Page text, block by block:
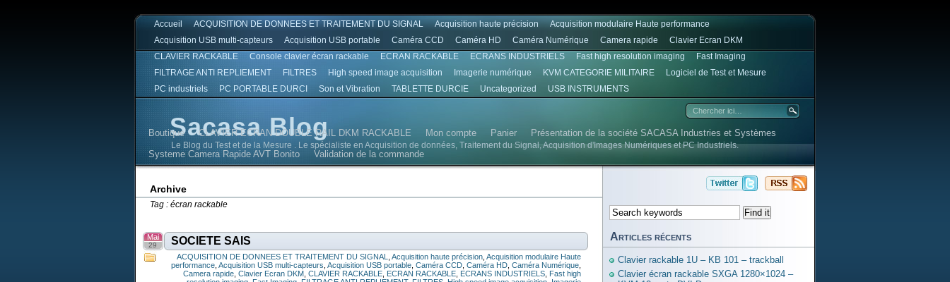
Accueil ACQUISITION DE DONNEES ET TRAITEMENT DU SIGNAL Acquisition haute précision
Acquisition modulaire Haute performance
Acquisition USB multi-capteurs
Acquisition USB portable Caméra CCD Caméra HD Caméra Numérique Camera rapide
Clavier Ecran DKM
CLAVIER RACKABLE
Console clavier écran rackable ECRAN RACKABLE ECRANS INDUSTRIELS Fast high resolution imaging
Fast Imaging
FILTRAGE ANTI REPLIEMENT
FILTRES High speed image acquisition Imagerie numérique KVM CATEGORIE MILITAIRE
Logiciel de Test et Mesure
PC industriels
PC PORTABLE DURCI Son et Vibration TABLETTE DURCIE Uncategorized USB INSTRUMENTS
Sacasa Blog
Le Blog du Test et de la Mesure . Le spécialiste en Acquisition de données, Traitement du Signal, Acquisition d'Images Numériques et PC Industriels.
Boutique CLAVIER ECRAN DOUBLE RAIL DKM RACKABLE Mon compte Panier
Présentation de la société SACASA Industries et Systèmes
Systeme Camera Rapide AVT Bonito
Validation de la commande
Archive
Tag : écran rackable
SOCIETE SAIS
Mai
29
ACQUISITION DE DONNEES ET TRAITEMENT DU SIGNAL Acquisition haute précision Acquisition modulaire Haute
performance Acquisition USB multi-capteurs Acquisition USB portable Caméra CCD Caméra HD Caméra Numérique
Camera rapide Clavier Ecran DKM CLAVIER RACKABLE ECRAN RACKABLE ECRANS INDUSTRIELS Fast high
Articles récents
Clavier rackable 1U – KB 101 – trackball
Clavier écran rackable SXGA 1280×1024 –